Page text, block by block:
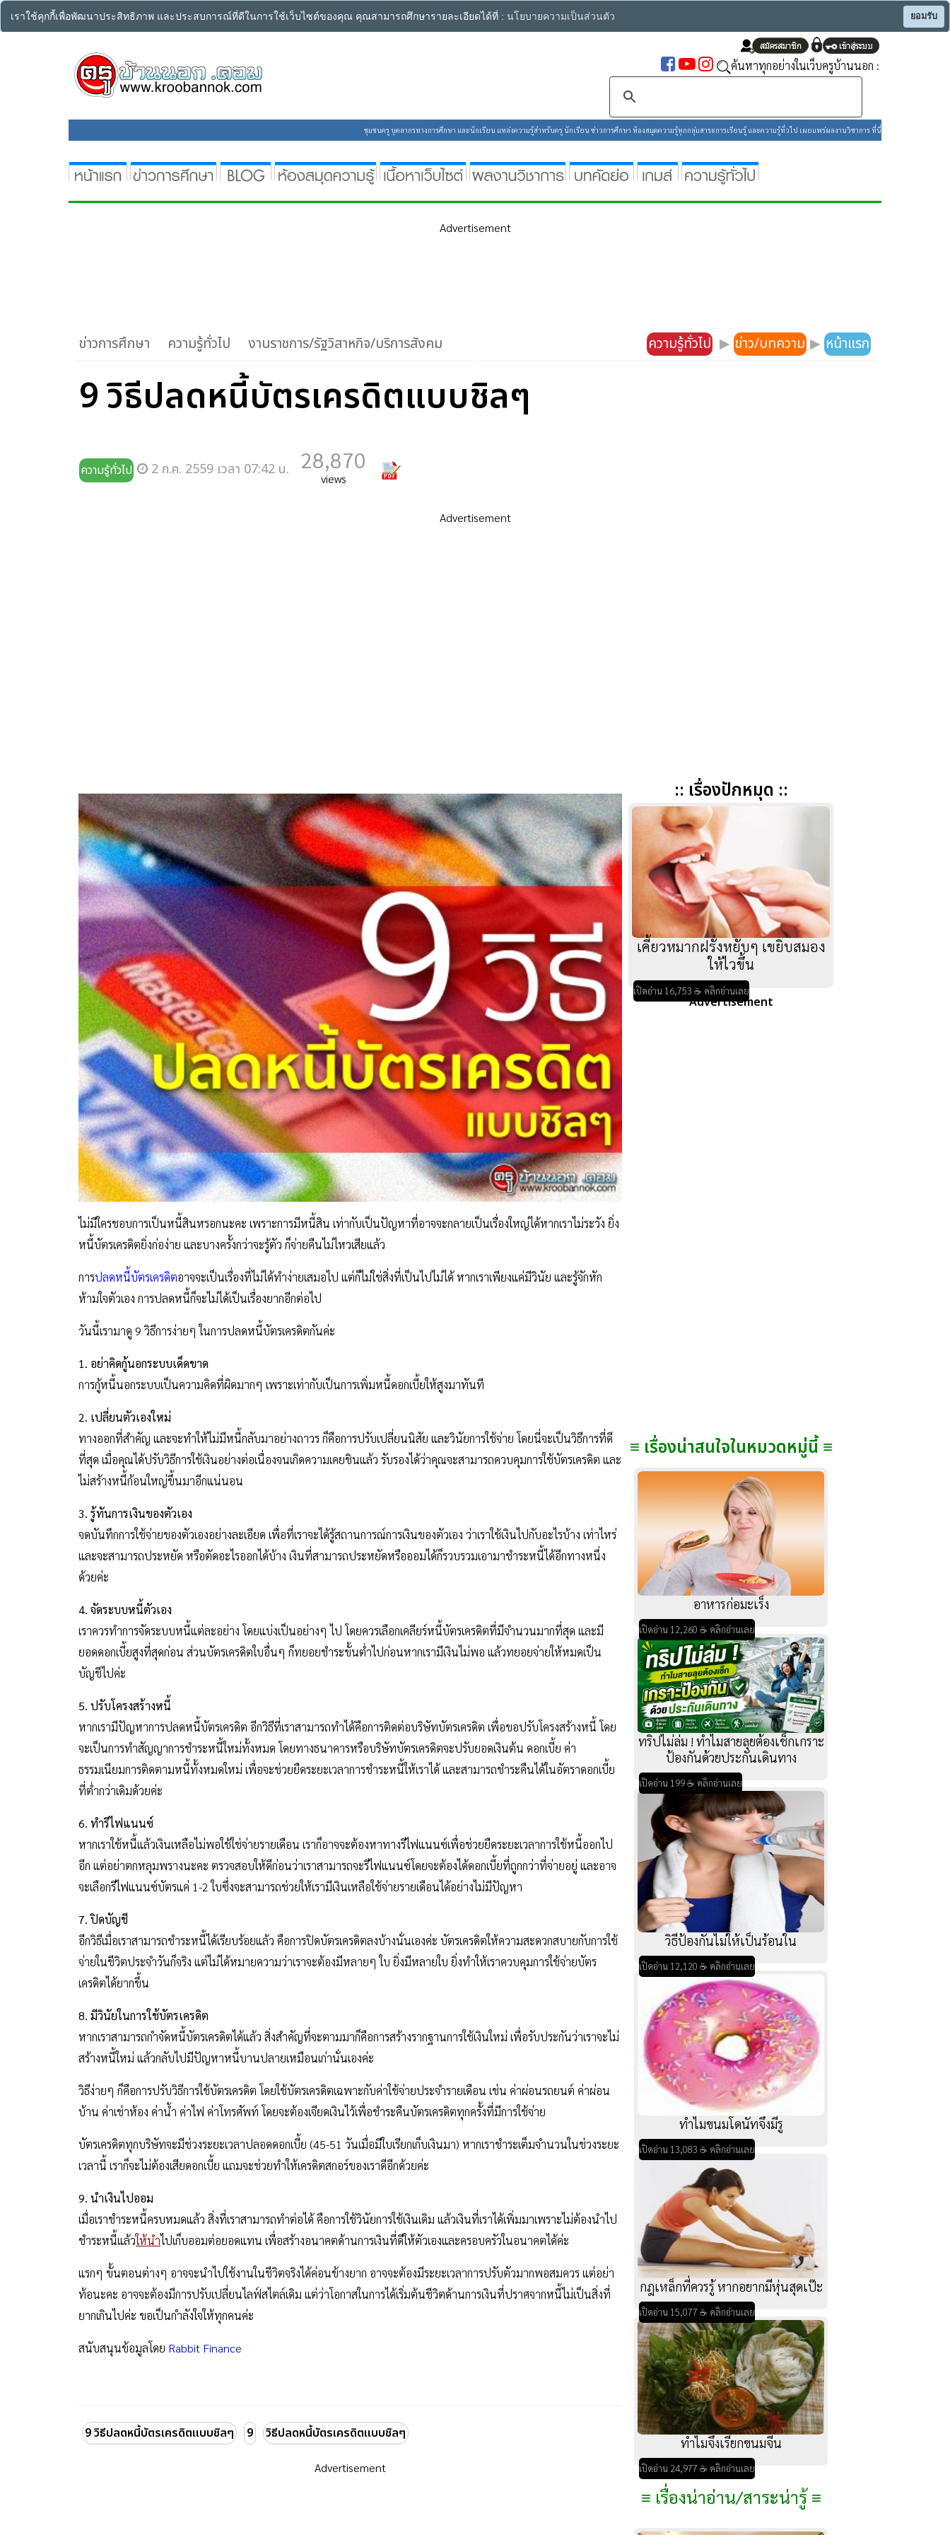
เราใช้คุกกี้เพื่อพัฒนาประสิทธิภาพ และประสบการณ์ที่ดีในการใช้เว็บไซต์ของคุณ คุณสามารถศึกษารายละเอียดได้ที่ : นโยบายความเป็นส่วนตัว ยอมรับ
ค้นหาทุกอย่างในเว็บครูบ้านนอก :
ชุมชนครู บุคลากรทางการศึกษา และนักเรียน แหล่งความรู้สำหรับครู นักเรียน ข่าวการศึกษา ห้องสมุดความรู้ทุกกลุ่มสาระการเรียนรู้ และความรู้ทั่วไป เผยแพร่ผลงานวิชาการ ที่นี่
Advertisement
ข่าวการศึกษา ความรู้ทั่วไป งานราชการ/รัฐวิสาหกิจ/บริการสังคม ความรู้ทั่วไป ▶ ข่าว/บทความ ▶ หน้าแรก
9 วิธีปลดหนี้บัตรเครดิตแบบชิลๆ
ความรู้ทั่วไป 2 ก.ค. 2559 เวลา 07:42 น. 28,870
views
Advertisement
ไม่มีใครชอบการเป็นหนี้สินหรอกนะคะ เพราะการมีหนี้สิน เท่ากับเป็นปัญหาที่อาจจะกลายเป็นเรื่องใหญ่ได้หากเราไม่ระวัง ยิ่ง
หนี้บัตรเครดิตยิ่งก่อง่าย และบางครั้งกว่าจะรู้ตัว ก็จ่ายคืนไม่ไหวเสียแล้ว
การปลดหนี้บัตรเครดิตอาจจะเป็นเรื่องที่ไม่ได้ทำง่ายเสมอไป แต่ก็ไม่ใช่สิ่งที่เป็นไปไม่ได้ หากเราเพียงแค่มีวินัย และรู้จักหัก
ห้ามใจตัวเอง การปลดหนี้ก็จะไม่ได้เป็นเรื่องยากอีกต่อไป
วันนี้เรามาดู 9 วิธีการง่ายๆ ในการปลดหนี้บัตรเครดิตกันค่ะ
1. อย่าคิดกู้นอกระบบเด็ดขาด
การกู้หนี้นอกระบบเป็นความคิดที่ผิดมากๆ เพราะเท่ากับเป็นการเพิ่มหนี้ดอกเบี้ยให้สูงมาทันที
2. เปลี่ยนตัวเองใหม่
ทางออกที่สำคัญ และจะทำให้ไม่มีหนี้กลับมาอย่างถาวร ก็คือการปรับเปลี่ยนนิสัย และวินัยการใช้จ่าย โดยนี่จะเป็นวิธีการที่ดี
ที่สุด เมื่อคุณได้ปรับวิธีการใช้เงินอย่างต่อเนื่องจนเกิดความเคยชินแล้ว รับรองได้ว่าคุณจะสามารถควบคุมการใช้บัตรเครดิต และ
ไม่สร้างหนี้ก้อนใหญ่ขึ้นมาอีกแน่นอน
3. รู้ทันการเงินของตัวเอง
จดบันทึกการใช้จ่ายของตัวเองอย่างละเอียด เพื่อที่เราจะได้รู้สถานการณ์การเงินของตัวเอง ว่าเราใช้เงินไปกับอะไรบ้าง เท่าไหร่
และจะสามารถประหยัด หรือตัดอะไรออกได้บ้าง เงินที่สามารถประหยัดหรือออมได้ก็รวบรวมเอามาชำระหนี้ได้อีกทางหนึ่ง
ด้วยค่ะ
4. จัดระบบหนี้ตัวเอง
เราควรทำการจัดระบบหนี้แต่ละอย่าง โดยแบ่งเป็นอย่างๆ ไป โดยควรเลือกเคลียร์หนี้บัตรเครดิตที่มีจำนวนมากที่สุด และมี
ยอดดอกเบี้ยสูงที่สุดก่อน ส่วนบัตรเครดิตใบอื่นๆ ก็ทยอยชำระขั้นต่ำไปก่อนหากเรามีเงินไม่พอ แล้วทยอยจ่ายให้หมดเป็น
บัญชีไปค่ะ
5. ปรับโครงสร้างหนี้
หากเรามีปัญหาการปลดหนี้บัตรเครดิต อีกวิธีที่เราสามารถทำได้คือการติดต่อบริษัทบัตรเครดิต เพื่อขอปรับโครงสร้างหนี้ โดย
จะเป็นการทำสัญญาการชำระหนี้ใหม่ทั้งหมด โดยทางธนาคารหรือบริษัทบัตรเครดิตจะปรับยอดเงินต้น ดอกเบี้ย ค่า
ธรรมเนียมการติดตามหนี้ทั้งหมดใหม่ เพื่อจะช่วยยืดระยะเวลาการชำระหนี้ให้เราได้ และสามารถชำระคืนได้ในอัตราดอกเบี้ย
ที่ต่ำกว่าเดิมด้วยค่ะ
6. ทำรีไฟแนนซ์
หากเราใช้หนี้แล้วเงินเหลือไม่พอใช้ใช่จ่ายรายเดือน เราก็อาจจะต้องหาทางรีไฟแนนซ์เพื่อช่วยยืดระยะเวลาการใช้หนี้ออกไป
อีก แต่อย่าตกหลุมพรางนะคะ ตรวจสอบให้ดีก่อนว่าเราสามารถจะรีไฟแนนซ์โดยจะต้องได้ดอกเบี้ยที่ถูกกว่าที่จ่ายอยู่ และอาจ
จะเลือกรีไฟแนนซ์บัตรแค่ 1-2 ใบซึ่งจะสามารถช่วยให้เรามีเงินเหลือใช้จ่ายรายเดือนได้อย่างไม่มีปัญหา
7. ปิดบัญชี
อีกวิธีเมื่อเราสามารถชำระหนี้ได้เรียบร้อยแล้ว คือการปิดบัตรเครดิตลงบ้างนั่นเองค่ะ บัตรเครดิตให้ความสะดวกสบายกับการใช้
จ่ายในชีวิตประจำวันก็จริง แต่ไม่ได้หมายความว่าเราจะต้องมีหลายๆ ใบ ยิ่งมีหลายใบ ยิ่งทำให้เราควบคุมการใช้จ่ายบัตร
เครดิตได้ยากขึ้น
8. มีวินัยในการใช้บัตรเครดิต
หากเราสามารถกำจัดหนี้บัตรเครดิตได้แล้ว สิ่งสำคัญที่จะตามมาก็คือการสร้างรากฐานการใช้เงินใหม่ เพื่อรับประกันว่าเราจะไม่
สร้างหนี้ใหม่ แล้วกลับไปมีปัญหาหนี้บานปลายเหมือนเก่านั่นเองค่ะ
วิธีง่ายๆ ก็คือการปรับวิธีการใช้บัตรเครดิต โดยใช้บัตรเครดิตเฉพาะกับค่าใช้จ่ายประจำรายเดือน เช่น ค่าผ่อนรถยนต์ ค่าผ่อน
บ้าน ค่าเช่าห้อง ค่าน้ำ ค่าไฟ ค่าโทรศัพท์ โดยจะต้องเจียดเงินไว้เพื่อชำระคืนบัตรเครดิตทุกครั้งที่มีการใช้จ่าย
บัตรเครดิตทุกบริษัทจะมีช่วงระยะเวลาปลอดดอกเบี้ย (45-51 วันเมื่อมีใบเรียกเก็บเงินมา) หากเราชำระเต็มจำนวนในช่วงระยะ
เวลานี้ เราก็จะไม่ต้องเสียดอกเบี้ย แถมจะช่วยทำให้เครดิตสกอร์ของเราดีอีกด้วยค่ะ
9. นำเงินไปออม
เมื่อเราชำระหนี้ครบหมดแล้ว สิ่งที่เราสามารถทำต่อได้ คือการใช้วินัยการใช้เงินเดิม แล้วเงินที่เราได้เพิ่มมาเพราะไม่ต้องนำไป
ชำระหนี้แล้วให้นำไปเก็บออมต่อยอดแทน เพื่อสร้างอนาคตด้านการเงินที่ดีให้ตัวเองและครอบครัวในอนาคตได้ค่ะ
แรกๆ ขั้นตอนต่างๆ อาจจะนำไปใช้งานในชีวิตจริงได้ค่อนข้างยาก อาจจะต้องมีระยะเวลาการปรับตัวมากพอสมควร แต่อย่า
ท้อนะคะ อาจจะต้องมีการปรับเปลี่ยนไลฟ์สไตล์เดิม แต่ว่าโอกาสในการได้เริ่มต้นชีวิตด้านการเงินที่ปราศจากหนี้ไม่เป็นสิ่งที่
ยากเกินไปค่ะ ขอเป็นกำลังใจให้ทุกคนค่ะ
สนับสนุนข้อมูลโดย Rabbit Finance
9 วิธีปลดหนี้บัตรเครดิตแบบชิลๆ 9 วิธีปลดหนี้บัตรเครดิตแบบชิลๆ
Advertisement
:: เรื่องปักหมุด ::
เคี้ยวหมากฝรั่งหยับๆ เขยิบสมอง
ให้ไวขึ้น
เปิดอ่าน 16,753 ☕ คลิกอ่านเลย
Advertisement
≡ เรื่องน่าสนใจในหมวดหมู่นี้ ≡
อาหารก่อมะเร็ง
เปิดอ่าน 12,260 ☕ คลิกอ่านเลย
ทริปไม่ล่ม ! ทำไมสายลุยต้องเช็กเกราะ
ป้องกันด้วยประกันเดินทาง
เปิดอ่าน 199 ☕ คลิกอ่านเลย
วิธีป้องกันไม่ให้เป็นร้อนใน
เปิดอ่าน 12,120 ☕ คลิกอ่านเลย
ทำไมขนมโดนัทจึงมีรู
เปิดอ่าน 13,083 ☕ คลิกอ่านเลย
กฎเหล็กที่ควรรู้ หากอยากมีหุ่นสุดเป๊ะ
เปิดอ่าน 15,077 ☕ คลิกอ่านเลย
ทำไมจึงเรียกขนมจีน
เปิดอ่าน 24,977 ☕ คลิกอ่านเลย
≡ เรื่องน่าอ่าน/สาระน่ารู้ ≡